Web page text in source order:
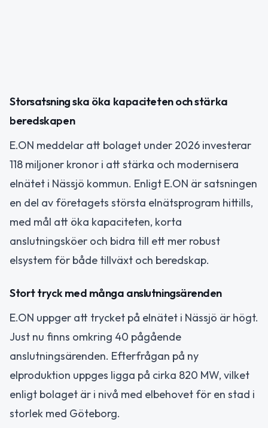
Storsatsning ska öka kapaciteten och stärka
beredskapen
E.ON meddelar att bolaget under 2026 investerar
118 miljoner kronor i att stärka och modernisera
elnätet i Nässjö kommun. Enligt E.ON är satsningen
en del av företagets största elnätsprogram hittills,
med mål att öka kapaciteten, korta
anslutningsköer och bidra till ett mer robust
elsystem för både tillväxt och beredskap.
Stort tryck med många anslutningsärenden
E.ON uppger att trycket på elnätet i Nässjö är högt.
Just nu finns omkring 40 pågående
anslutningsärenden. Efterfrågan på ny
elproduktion uppges ligga på cirka 820 MW, vilket
enligt bolaget är i nivå med elbehovet för en stad i
storlek med Göteborg.